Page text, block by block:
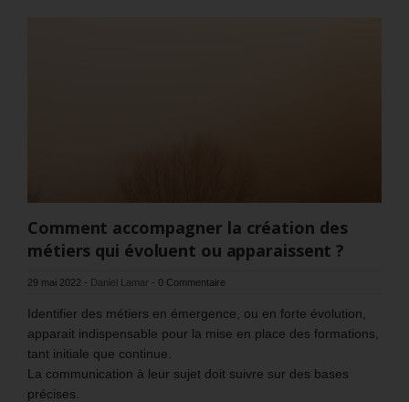
Comment accompagner la création des
métiers qui évoluent ou apparaissent ?
29 mai 2022 - Daniel Lamar - 0 Commentaire
Identifier des métiers en émergence, ou en forte évolution,
apparait indispensable pour la mise en place des formations,
tant initiale que continue.
La communication à leur sujet doit suivre sur des bases
précises.